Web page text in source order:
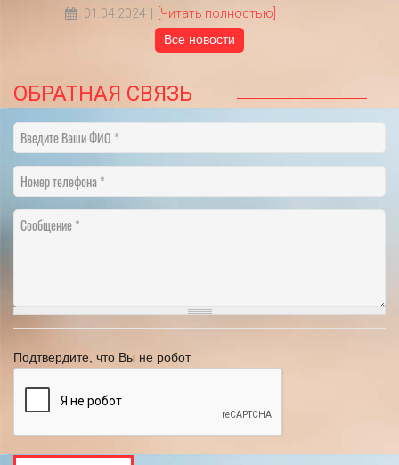
01.04.2024 [Читать полностью]
Все новости
ОБРАТНАЯ СВЯЗЬ
Введите Ваши ФИО
Номер телефона
Сообщение
Подтвердите, что Вы не робот